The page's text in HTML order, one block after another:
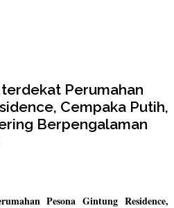
Perumahan
Cempaka Putih,
Berpengalaman
Pesona Gintung Residence,